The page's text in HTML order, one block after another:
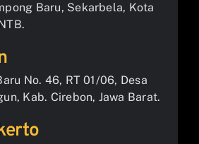
Baru, Sekarbela, Kota
No. 46, RT 01/06, Desa
Kab. Cirebon, Jawa Barat.